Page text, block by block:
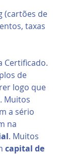
(cartões de
taxas
Certificado.
de
logo que
Muitos
a sério
na
. Muitos
capital de